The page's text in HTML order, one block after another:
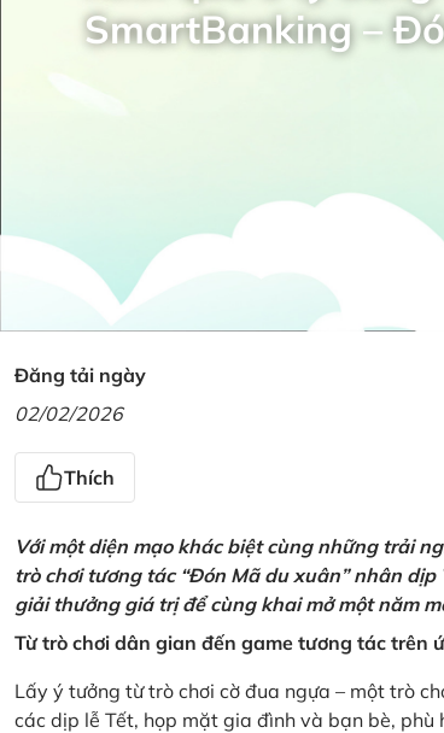
SmartBanking –
Đăng tải ngày
02/02/2026
Thích
Với một diện mạo khác biệt cùng những trải
trò chơi tương tác “Đón Mã du xuân” nhân
giải thưởng giá trị để cùng khai mở một năm
Từ trò chơi dân gian đến game tương tác trên
Lấy ý tưởng từ trò chơi cờ đua ngựa – một trò
các dịp lễ Tết, họp mặt gia đình và bạn bè,